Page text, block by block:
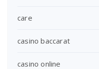
care
casino baccarat
casino online